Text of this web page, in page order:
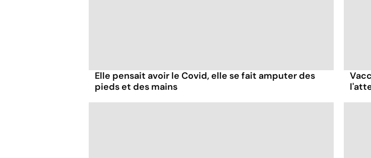
Elle pensait avoir le Covid, elle se fait amputer des
pieds et des mains